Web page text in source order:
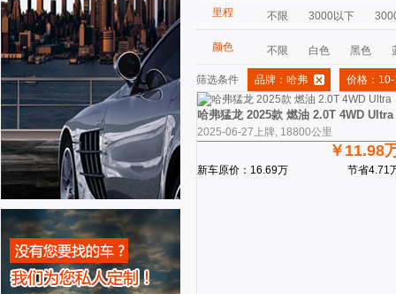
里程 不限 3000以下
颜色 不限 白色 黑色
筛选条件 品牌：哈弗 价格：
哈弗猛龙 2025款 燃油 2.0T 4WD Ultra
2025-06-27上牌, 18800公里
￥11.98
新车原价：16.69万 节省4.71